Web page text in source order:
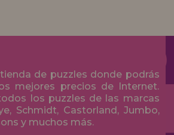
de puzzles donde podrás
mejores precios de Internet.
los puzzles de las marcas
Schmidt, Castorland, Jumbo,
y muchos más.